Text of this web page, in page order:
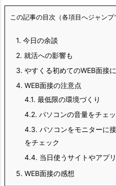
この記事の目次（各項目へジャンプ
1. 今日の余談
2. 就活への影響も
3. やすくる初めてのWEB面接
4. WEB面接の注意点
4.1. 最低限の環境づくり
4.2. パソコンの音量をチェ
4.3. パソコンをモニターに
をチェック
4.4. 当日使うサイトやアプ
5. WEB面接の感想